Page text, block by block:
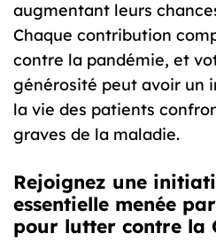
augmentant leurs
Chaque contribution
contre la pandémie, et
générosité peut avoir un
la vie des patients
graves de la maladie.
Rejoignez une
essentielle menée
pour lutter contre la